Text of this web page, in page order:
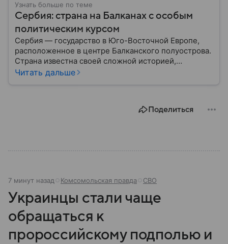
Узнать больше по теме
Сербия: страна на Балканах с особым
политическим курсом
Сербия — государство в Юго-Восточной Европе,
расположенное в центре Балканского полуострова.
Страна известна своей сложной историей,
культурным наследием и особым
Читать дальше
Поделиться
7 минут назад Комсомольская правда СВО
Украинцы стали чаще
обращаться к
пророссийскому подполью и